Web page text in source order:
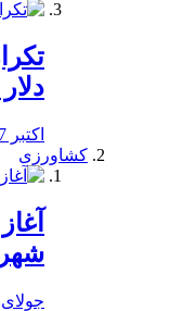
دلار 11 400
اکتبر 17, 2019
کشاورزی
جولای 1, 2020